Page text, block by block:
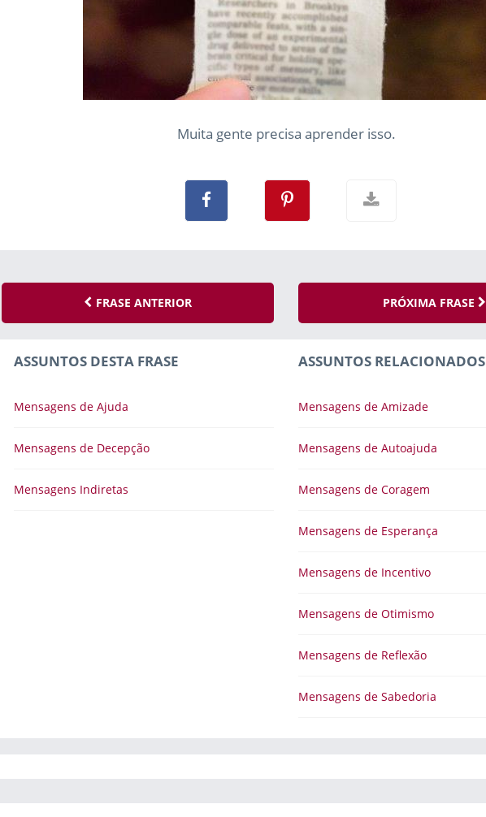
Muita gente precisa aprender isso.
FRASE ANTERIOR PRÓXIMA FRASE
ASSUNTOS DESTA FRASE
Mensagens de Ajuda
Mensagens de Decepção
Mensagens Indiretas
ASSUNTOS RELACIONADOS
Mensagens de Amizade
Mensagens de Autoajuda
Mensagens de Coragem
Mensagens de Esperança
Mensagens de Incentivo
Mensagens de Otimismo
Mensagens de Reflexão
Mensagens de Sabedoria